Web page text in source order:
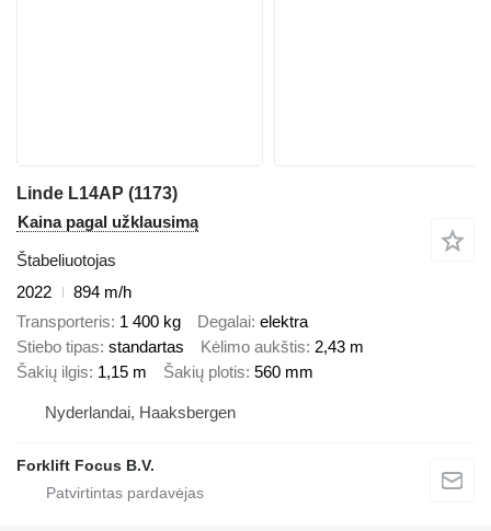
Linde L14AP (1173)
Kaina pagal užklausimą
Štabeliuotojas
2022
894 m/h
Transporteris 1 400 kg Degalai elektra
Stiebo tipas standartas Kėlimo aukštis 2,43 m
Šakių ilgis 1,15 m Šakių plotis 560 mm
Nyderlandai, Haaksbergen
Forklift Focus B.V.